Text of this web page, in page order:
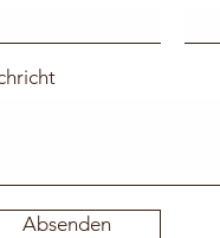
Absenden